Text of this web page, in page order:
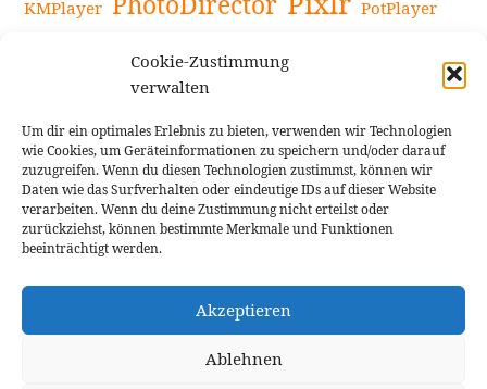
Cookie-Zustimmung
verwalten
Um dir ein optimales Erlebnis zu bieten, verwenden wir Technologien
wie Cookies, um Geräteinformationen zu speichern und/oder darauf
zuzugreifen. Wenn du diesen Technologien zustimmst, können wir
Daten wie das Surfverhalten oder eindeutige IDs auf dieser Website
verarbeiten. Wenn du deine Zustimmung nicht erteilst oder
zurückziehst, können bestimmte Merkmale und Funktionen
beeinträchtigt werden.
Akzeptieren
Ablehnen
KMPlayer PotPlayer
Snapseed
Videoaufnahmen Tipps Videobearbeitung
Videoeffekte Vlogit YouTube-Kanal YouTube-Videos
Cookie Richtlinie
Impressum